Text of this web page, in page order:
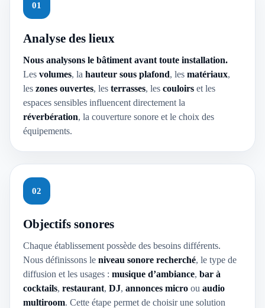
01
Analyse des lieux
Nous analysons le bâtiment avant toute installation.
Les volumes, la hauteur sous plafond, les matériaux,
les zones ouvertes, les terrasses, les couloirs et les
espaces sensibles influencent directement la
réverbération, la couverture sonore et le choix des
équipements.
02
Objectifs sonores
Chaque établissement possède des besoins différents.
Nous définissons le niveau sonore recherché, le type de
diffusion et les usages : musique d’ambiance, bar à
cocktails, restaurant, DJ, annonces micro ou audio
multiroom. Cette étape permet de choisir une solution